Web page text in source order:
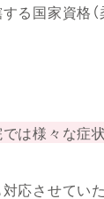
国家資格
は様々な症
応させていた